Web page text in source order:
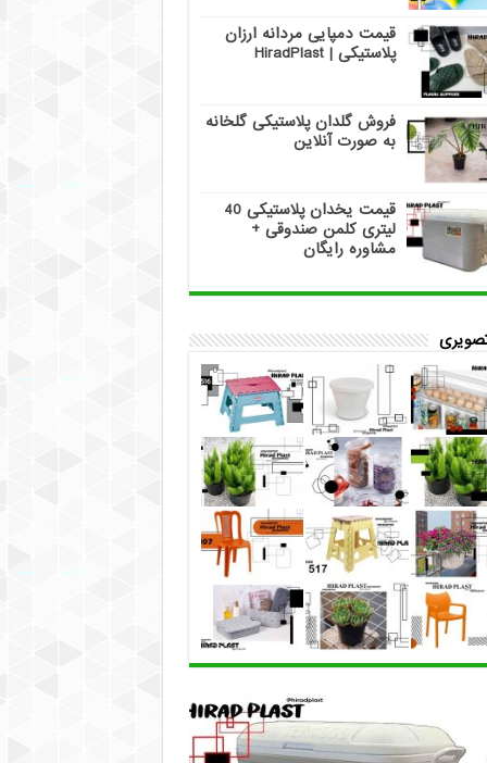
قیمت دمپایی مردانه ارزان
پلاستیکی | HiradPlast
فروش گلدان پلاستیکی گلخانه
به صورت آنلاین
قیمت یخدان پلاستیکی 40
لیتری کلمن صندوقی +
مشاوره رایگان